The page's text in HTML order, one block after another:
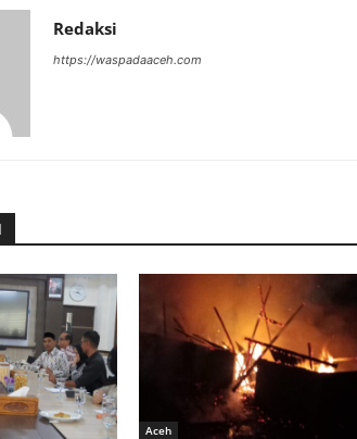
Redaksi
https://waspadaaceh.com
Aceh